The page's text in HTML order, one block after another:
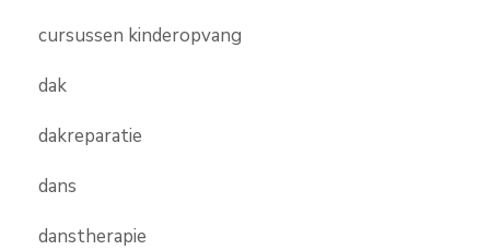
cursussen kinderopvang
dak
dakreparatie
dans
danstherapie